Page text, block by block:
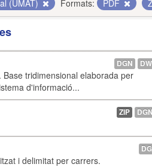
(UMAT) Formats: PDF
tridimensional elaborada per
d'informació...
DGN
ZIP DGN
i delimitat per carrers.